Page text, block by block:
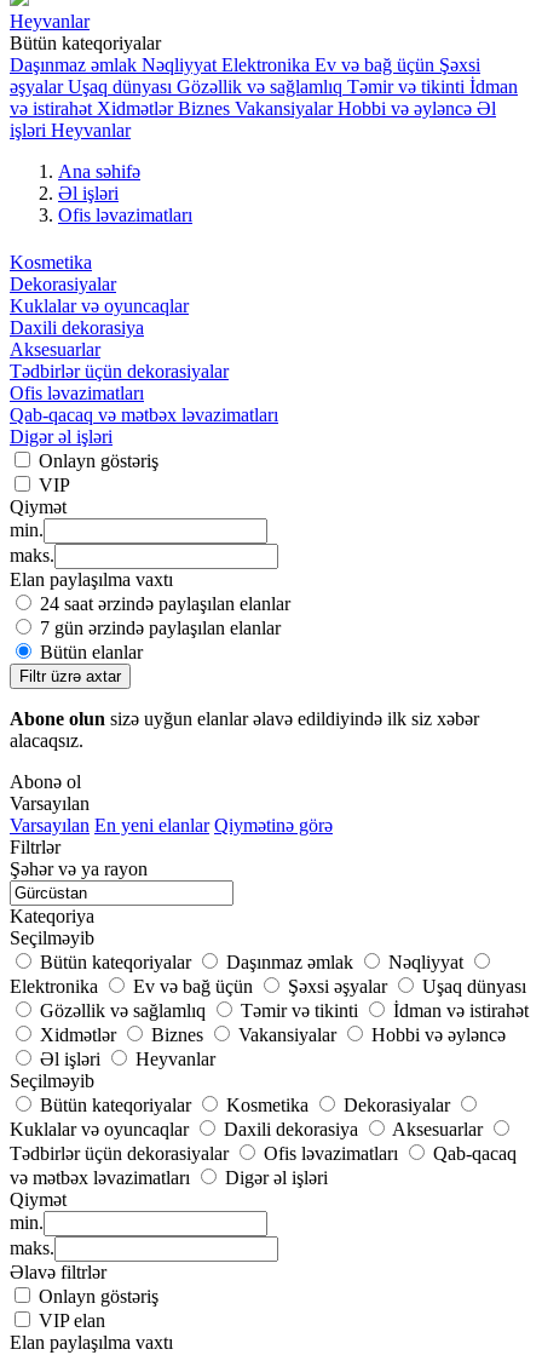
Heyvanlar
Bütün kateqoriyalar
Daşınmaz əmlak Nəqliyyat Elektronika Ev və bağ üçün Şəxsi
əşyalar Uşaq dünyası Gözəllik və sağlamlıq Təmir və tikinti İdman
və istirahət Xidmətlər Biznes Vakansiyalar Hobbi və əyləncə Əl
işləri Heyvanlar
Ana səhifə
Əl işləri
Ofis ləvazimatları
Kosmetika
Dekorasiyalar
Kuklalar və oyuncaqlar
Daxili dekorasiya
Aksesuarlar
Tədbirlər üçün dekorasiyalar
Ofis ləvazimatları
Qab-qacaq və mətbəx ləvazimatları
Digər əl işləri
Onlayn göstəriş
VIP
Qiymət
min.
maks.
Elan paylaşılma vaxtı
24 saat ərzində paylaşılan elanlar
7 gün ərzində paylaşılan elanlar
Bütün elanlar
Filtr üzrə axtar
Abone olun sizə uyğun elanlar əlavə edildiyində ilk siz xəbər
alacaqsız.
Abonə ol
Varsayılan
Varsayılan En yeni elanlar Qiymətinə görə
Filtrlər
Şəhər və ya rayon
Kateqoriya
Seçilməyib
Bütün kateqoriyalar
Daşınmaz əmlak
Nəqliyyat
Elektronika
Ev və bağ üçün Şəxsi əşyalar
Uşaq dünyası
Gözəllik və sağlamlıq
Təmir və tikinti
İdman və istirahət
Xidmətlər
Biznes Vakansiyalar
Hobbi və əyləncə
Əl işləri
Heyvanlar
Seçilməyib
Bütün kateqoriyalar
Kosmetika
Dekorasiyalar
Kuklalar və oyuncaqlar
Daxili dekorasiya
Aksesuarlar
Tədbirlər üçün dekorasiyalar
Ofis ləvazimatları
Qab-qacaq
və mətbəx ləvazimatları
Digər əl işləri
Qiymət
min.
maks.
Əlavə filtrlər
Onlayn göstəriş
VIP elan
Elan paylaşılma vaxtı